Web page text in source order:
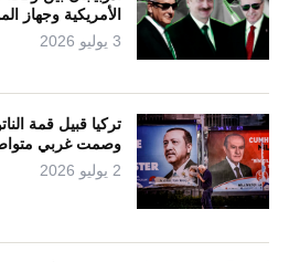
الأمريكية وجهاز
3 يوليو 2026
تركيا قبيل قمة
وصمت غربي
2 يوليو 2026